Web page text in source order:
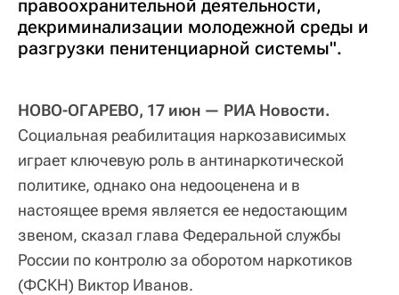
правоохранительной деятельности,
декриминализации молодежной среды и
разгрузки пенитенциарной системы".
НОВО-ОГАРЕВО, 17 июн — РИА Новости.
Социальная реабилитация наркозависимых
играет ключевую роль в антинаркотической
политике, однако она недооценена и в
настоящее время является ее недостающим
звеном, сказал глава Федеральной службы
России по контролю за оборотом наркотиков
(ФСКН) Виктор Иванов.